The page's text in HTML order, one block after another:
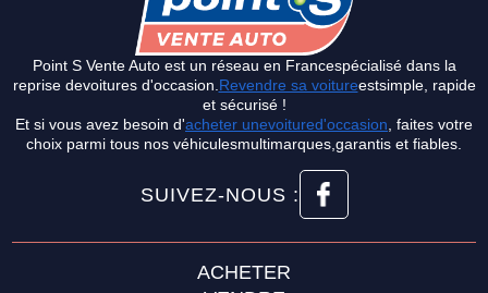
Point S Vente Auto est un réseau en Francespécialisé dans la
reprise devoitures d'occasion. Revendre sa voitureestsimple, rapide
et sécurisé !
Et si vous avez besoin d'acheter unevoitured'occasion , faites votre
choix parmi tous nos véhiculesmultimarques,garantis et fiables.
SUIVEZ-NOUS :
ACHETER